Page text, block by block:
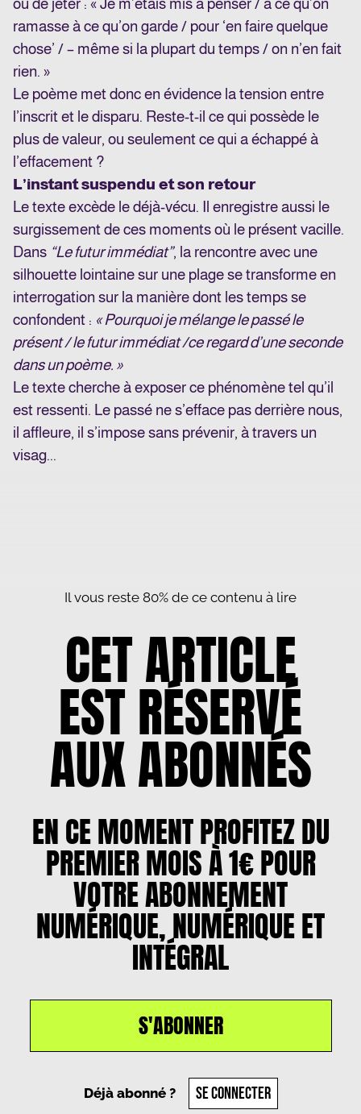
ou de jeter : « Je m’étais mis à penser / à ce qu’on
ramasse à ce qu’on garde / pour ‘en faire quelque
chose’ / – même si la plupart du temps / on n’en fait
rien. »
Le poème met donc en évidence la tension entre
l’inscrit et le disparu. Reste-t-il ce qui possède le
plus de valeur, ou seulement ce qui a échappé à
l’effacement ?
L’instant suspendu et son retour
Le texte excède le déjà-vécu. Il enregistre aussi le
surgissement de ces moments où le présent vacille.
Dans “Le futur immédiat”, la rencontre avec une
silhouette lointaine sur une plage se transforme en
interrogation sur la manière dont les temps se
confondent : « Pourquoi je mélange le passé le
présent / le futur immédiat /ce regard d’une seconde
dans un poème. »
Le texte cherche à exposer ce phénomène tel qu’il
est ressenti. Le passé ne s’efface pas derrière nous,
il affleure, il s’impose sans prévenir, à travers un
visag...
Il vous reste 80% de ce contenu à lire
CET ARTICLE
EST RÉSERVÉ
AUX ABONNÉS
EN CE MOMENT PROFITEZ DU
PREMIER MOIS À 1€ POUR
VOTRE ABONNEMENT
NUMÉRIQUE, NUMÉRIQUE ET
INTÉGRAL
S'ABONNER
Déjà abonné ? SE CONNECTER
Diana Carneiro, le